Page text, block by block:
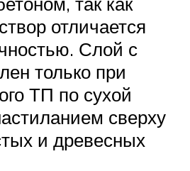
отличается
Слой с
только при
ТП по сухой
сверху
и древесных